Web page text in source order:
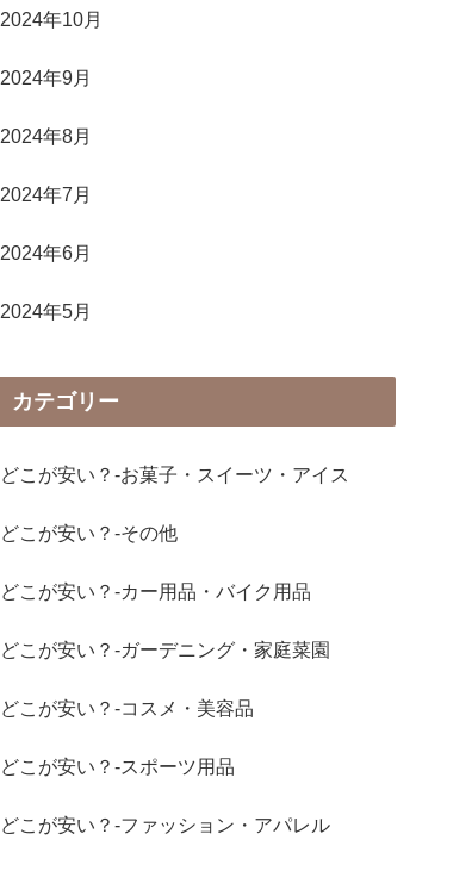
2024年10月
2024年9月
2024年8月
2024年7月
2024年6月
2024年5月
カテゴリー
どこが安い？-お菓子・スイーツ・アイス
どこが安い？-その他
どこが安い？-カー用品・バイク用品
どこが安い？-ガーデニング・家庭菜園
どこが安い？-コスメ・美容品
どこが安い？-スポーツ用品
どこが安い？-ファッション・アパレル